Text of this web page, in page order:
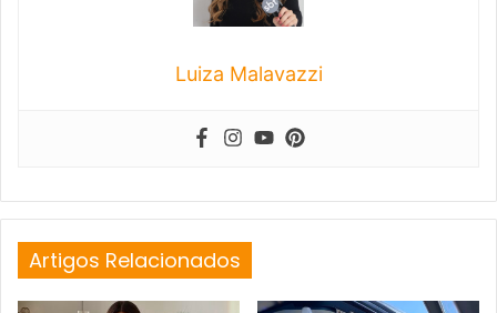
Luiza Malavazzi
Artigos Relacionados